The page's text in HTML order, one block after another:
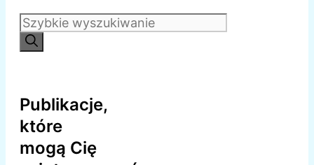
Szukaj:
Publikacje,
które
mogą Cię